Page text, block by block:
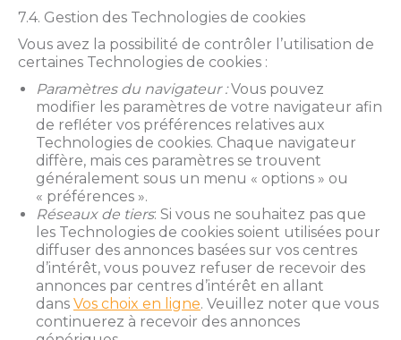
7.4. Gestion des Technologies de cookies
Vous avez la possibilité de contrôler l’utilisation de
certaines Technologies de cookies :
Paramètres du navigateur :Vous pouvez
modifier les paramètres de votre navigateur afin
de refléter vos préférences relatives aux
Technologies de cookies. Chaque navigateur
diffère, mais ces paramètres se trouvent
généralement sous un menu « options » ou
« préférences ».
Réseaux de tiers: Si vous ne souhaitez pas que
les Technologies de cookies soient utilisées pour
diffuser des annonces basées sur vos centres
d’intérêt, vous pouvez refuser de recevoir des
annonces par centres d’intérêt en allant
dans Vos choix en ligne. Veuillez noter que vous
continuerez à recevoir des annonces